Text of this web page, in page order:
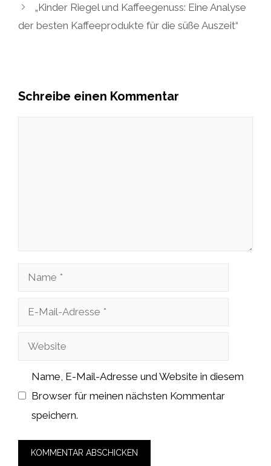
„Kinder Riegel und Kaffeegenuss: Eine Analyse
der besten Kaffeeprodukte für die süße Auszeit“
Schreibe einen Kommentar
Name
Adresse
Website
Name, E-Mail-Adresse und Website in diesem
Browser für meinen nächsten Kommentar
speichern.